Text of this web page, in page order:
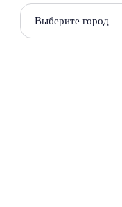
Выберите город